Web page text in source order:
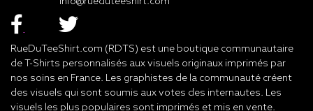
RueDuTeeShirt.com (RDTS) est une boutique communautaire
de T-Shirts personnalisés aux visuels originaux imprimés par
nos soins en France. Les graphistes de la communauté créent
des visuels qui sont soumis aux votes des internautes. Les
visuels les plus populaires sont imprimés et mis en vente.